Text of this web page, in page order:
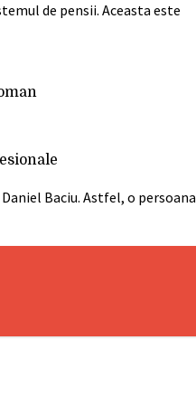
de pensii. Aceasta este
Baciu. Astfel, o persoana